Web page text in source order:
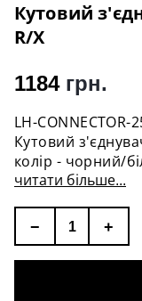
Кутовий
R/Х
1184 грн.
LH-CONNECTOR-
Кутовий
колір - чорний/
гарантія - 3 роки
читати більше...
− +